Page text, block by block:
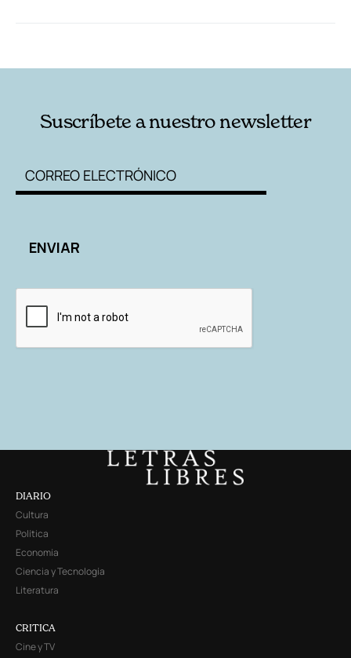
Suscríbete a nuestro newsletter
DIARIO
Cultura
Política
Economía
Ciencia y Tecnología
Literatura
CRITICA
Cine y TV